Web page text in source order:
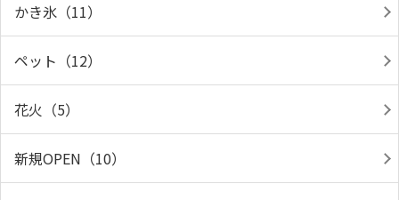
かき氷（11）
ペット（12）
花火（5）
新規OPEN（10）